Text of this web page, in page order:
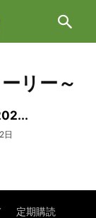
リー～
日
定期購読